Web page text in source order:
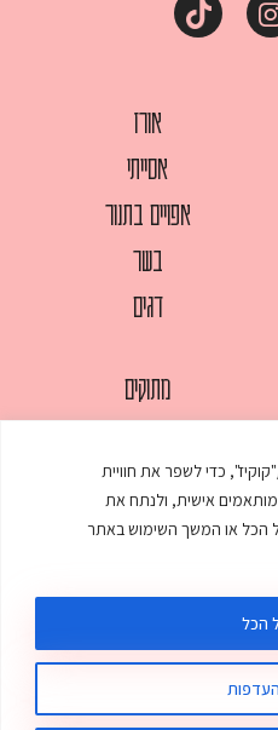
כדי לשפר את חוויית
מותאמים אישית, ולנתח את
הכל או המשך השימוש באתר
העדפות
הכל
אורז
אסייתי
אפויים בתנור
בשר
דגים
מתוקים
עוגות
עוף
| עיצוב ובניית אתר